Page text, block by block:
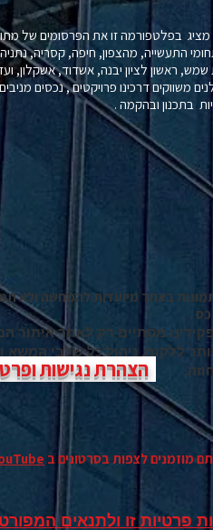
מציג בפלטפורמה זו את הפרסומים של
התעשייה, מהצפון, חיפה, קסריה,
שמש, ראשון לציון יבנה, אשדוד, אשקלון,
משווקים דרכינו פרויקטים , נכסים
בתכנון ובהקמה .
באתר מיועדות להמחשה ולא
.
מסתיים רק לאחר איתור
ללקוח, ניהול כל שלבי המשא
הצהרת נגישות
מוזמנים לצפות בסרטוניםב
זו ולתנאים